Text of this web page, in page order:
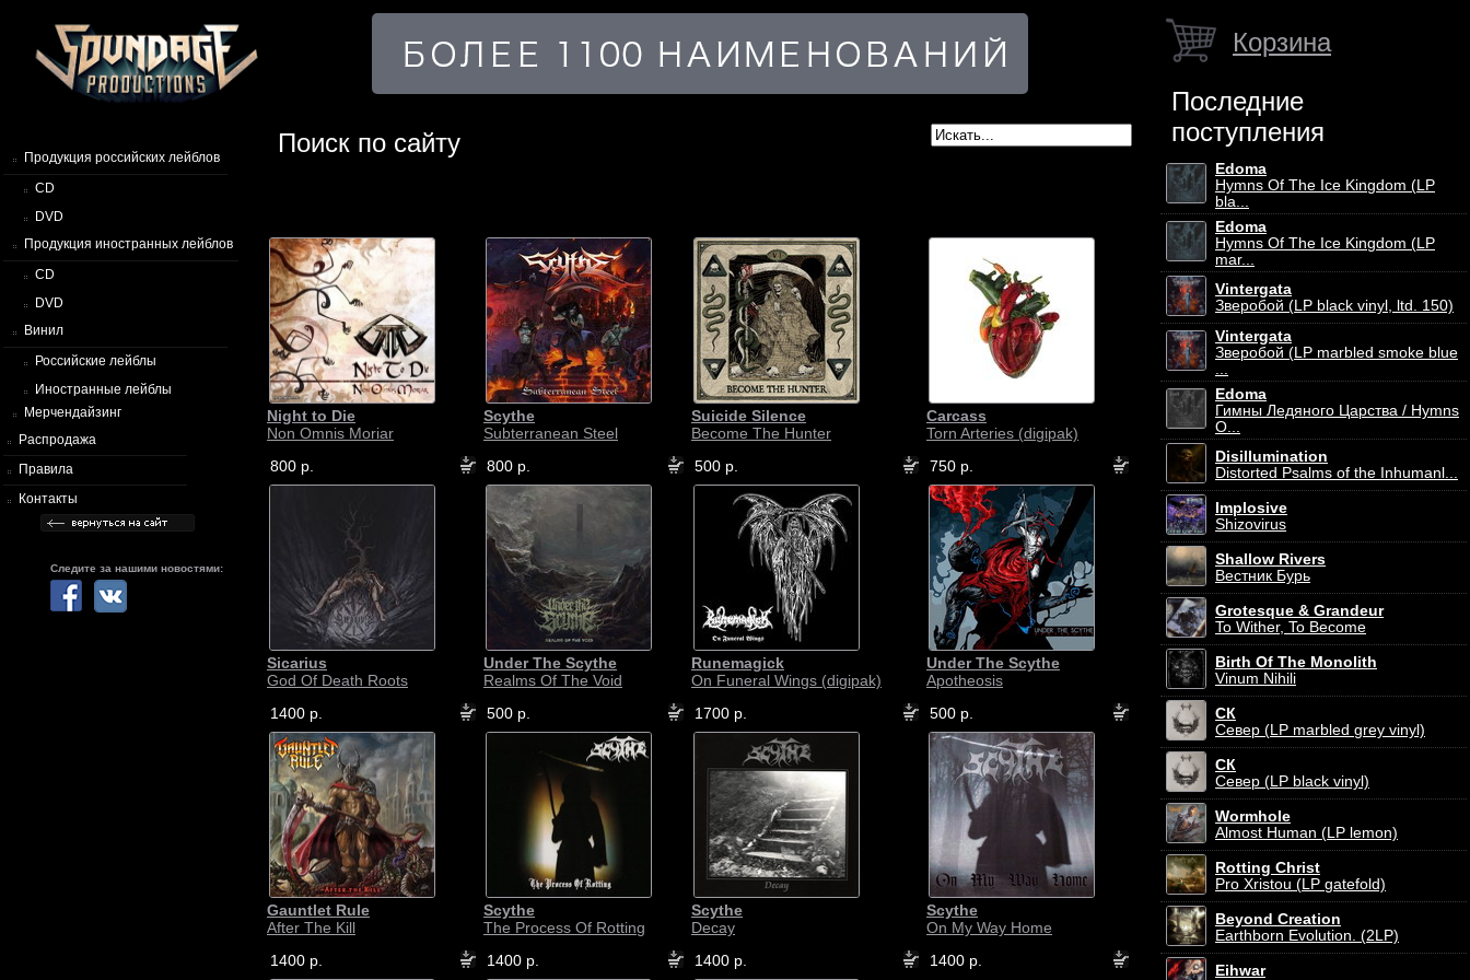
Продукция российских лейблов
CD
DVD
Продукция иностранных лейблов
CD
DVD
Винил
Российские лейблы
Иностранные лейблы
Мерчендайзинг
Распродажа
Правила
Контакты
Следите за нашими новостями:
Поиск по сайту
Night to Die
Non Omnis Moriar
800 р.
Scythe
Subterranean Steel
800 р.
Suicide Silence
Become The Hunter
500 р.
Carcass
Torn Arteries (digipak)
750 р.
Sicarius
God Of Death Roots
1400 р.
Under The Scythe
Realms Of The Void
500 р.
Runemagick
On Funeral Wings (digipak)
1700 р.
Under The Scythe
Apotheosis
500 р.
Gauntlet Rule
After The Kill
1400 р.
Scythe
The Process Of Rotting
1400 р.
Scythe
Decay
1400 р.
Scythe
On My Way Home
1400 р.
Корзина
Последние
поступления
Edoma
Hymns Of The Ice Kingdom (LP
bla...
Edoma
Hymns Of The Ice Kingdom (LP
mar...
Vintergata
Зверобой (LP black vinyl, ltd. 150)
Vintergata
Зверобой (LP marbled smoke blue
...
Edoma
Гимны Ледяного Царства / Hymns
O...
Disillumination
Distorted Psalms of the Inhumanl...
Implosive
Shizovirus
Shallow Rivers
Вестник Бурь
Grotesque & Grandeur
To Wither, To Become
Birth Of The Monolith
Vinum Nihili
СК
Север (LP marbled grey vinyl)
СК
Север (LP black vinyl)
Wormhole
Almost Human (LP lemon)
Rotting Christ
Pro Xristou (LP gatefold)
Beyond Creation
Earthborn Evolution. (2LP)
Eihwar